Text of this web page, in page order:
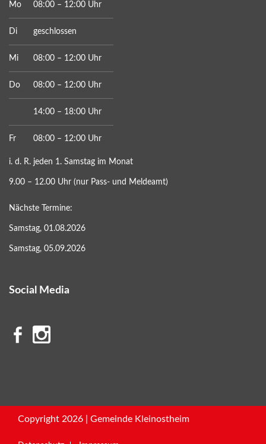
Mo 08:00 – 12:00 Uhr
Di geschlossen
Mi 08:00 – 12:00 Uhr
Do 08:00 – 12:00 Uhr
14:00 – 18:00 Uhr
Fr 08:00 – 12:00 Uhr
i. d. R. jeden 1. Samstag im Monat
9.00 – 12.00 Uhr (nur Pass- und Meldeamt)
Nächste Termine:
Samstag, 01.08.2026
Samstag, 05.09.2026
Social Media
Copyright 2026 | Gemeinde Kleinostheim